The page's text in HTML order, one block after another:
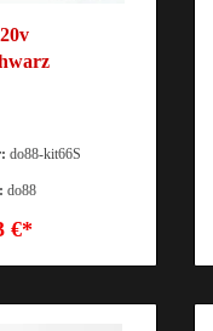
do88-kit66S
do88
€*